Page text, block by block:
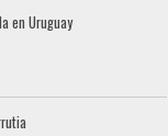
en Uruguay